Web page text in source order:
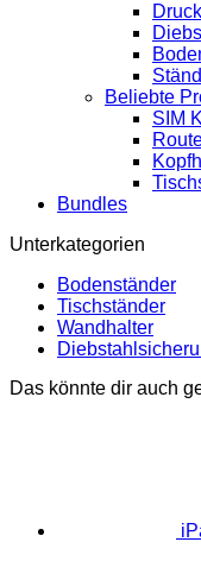
Beliebte
SIM
Bundles
Unterkategorien
Bodenständer
Tischständer
Wandhalter
Das könnte dir auch